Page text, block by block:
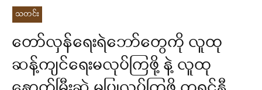
သတင်း
တော်လှန်ရေးရဲဘော်တွေကို လူထု
ဆန့်ကျင်ရေးမလုပ်ကြဖို့ နဲ့ လူထု